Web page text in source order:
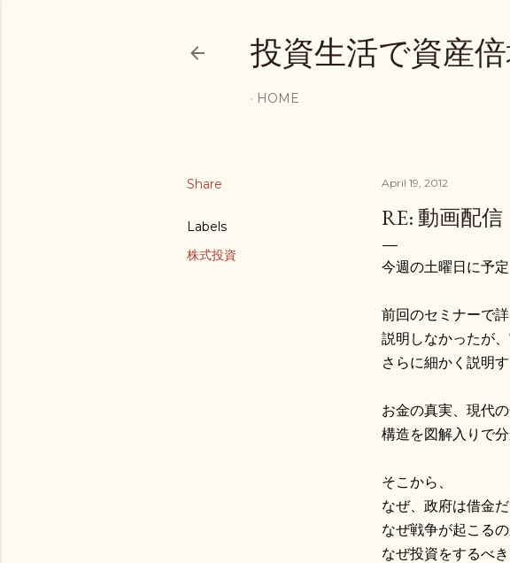
投資生活で資産
HOME
Share
Labels
株式投資
April 19, 2012
RE: 動画配信
今週の土曜日に予
前回のセミナーで
説明しなかったが
さらに細かく説明
お金の真実、現代
構造を図解入りで
そこから、
なぜ、政府は借金
なぜ戦争が起こるの
なぜ投資をするべ